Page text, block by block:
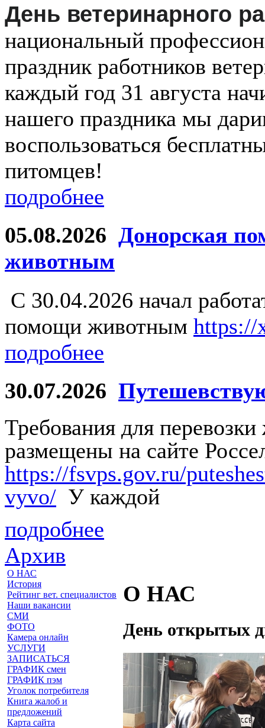
День ветеринарного
национальный
праздник работников
каждый год 31 августа
нашего праздника мы
воспользоваться
питомцев!
подробнее
05.08.2026 Донорская
животным
С 30.04.2026 начал
помощи животным https://
подробнее
30.07.2026
Требования для
размещены на сайте
https://fsvps.gov.ru/
vyvo/ У каждой
подробнее
Архив
О НАС
История
Рейтинг вет. специалистов
Наши вакансии
СМИ
ФОТО
Камера онлайн
УСЛУГИ
ЗАПИСАТЬСЯ
ГРАФИК смен
ГРАФИК пэм
Уголок потребителя
Книга жалоб и
предложений
Карта сайта
О НАС
День открытых